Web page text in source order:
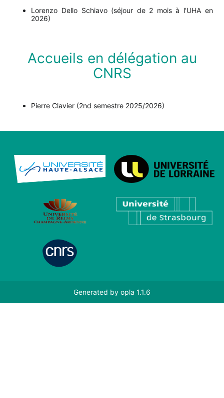
Lorenzo Dello Schiavo (séjour de 2 mois à l'UHA en
2026)
Accueils en délégation au
CNRS
Pierre Clavier (2nd semestre 2025/2026)
Generated by opla 1.1.6